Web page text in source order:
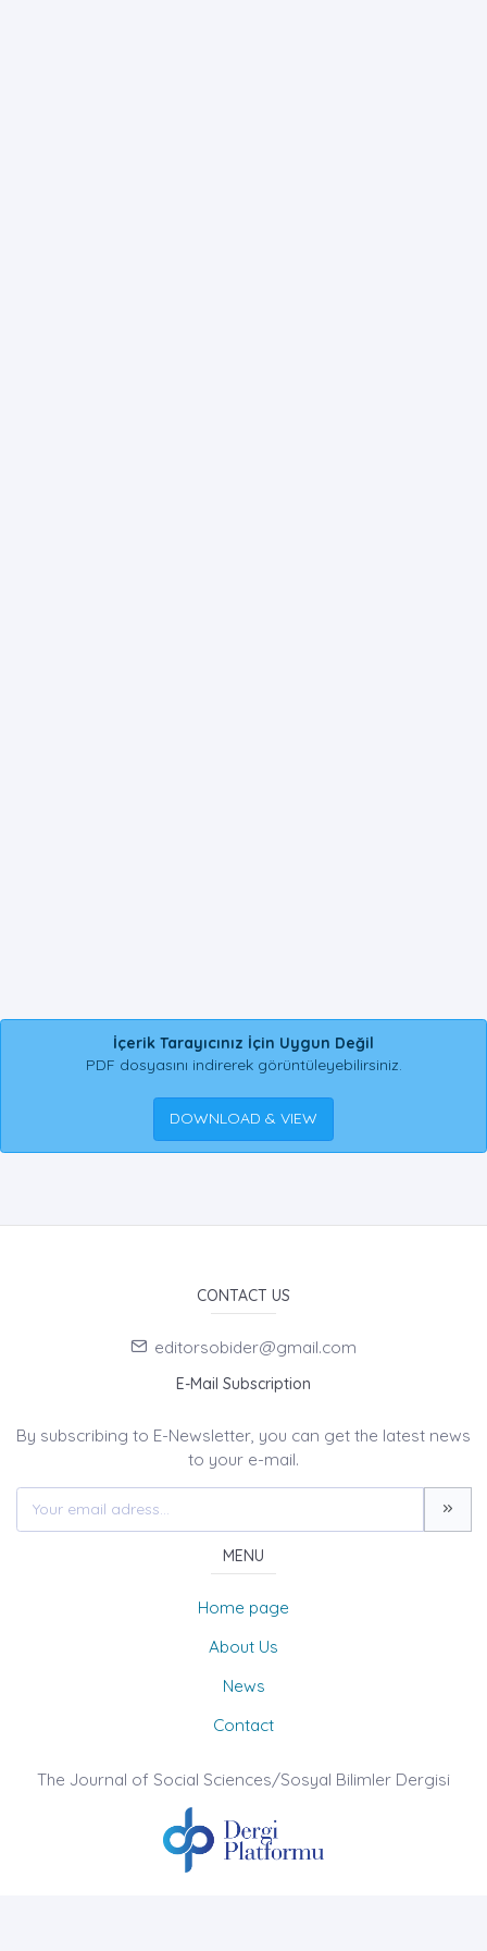
İçerik Tarayıcınız İçin Uygun Değil
PDF dosyasını indirerek görüntüleyebilirsiniz.
DOWNLOAD & VIEW
CONTACT US
editorsobider@gmail.com
E-Mail Subscription
By subscribing to E-Newsletter, you can get the latest news
to your e-mail.
MENU
Home page
About Us
News
Contact
The Journal of Social Sciences/Sosyal Bilimler Dergisi